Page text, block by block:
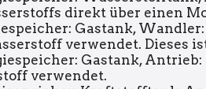
direkt über einen
Gastank,
verwendet. Dieses
Gastank,
verwendet.